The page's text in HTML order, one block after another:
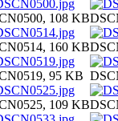
108 KB
160 KB
95 KB
109 KB